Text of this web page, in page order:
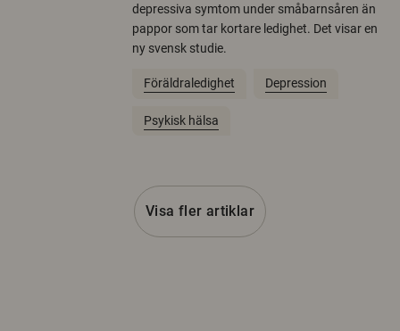
depressiva symtom under småbarnsåren än
pappor som tar kortare ledighet. Det visar en
ny svensk studie.
Föräldraledighet Depression
Psykisk hälsa
Visa fler artiklar